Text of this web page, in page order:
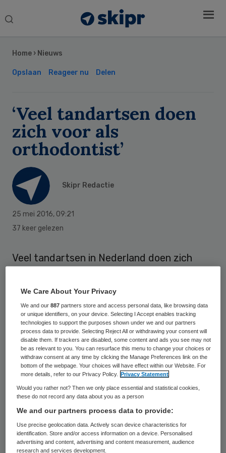
Search
Home › Nieuws
Opslaan Reageer nu Delen
‘Veel tandartsen doen
zich voor als
orthodontist’
Skipr Redactie
25 mei 2016, 09:21
37 keer gelezen
Veel tandartsen in Nederland doen zich
Dat maakt de Consumentenbond woensdag
bekend op basis van eigen onderzoek.
De organisatie onderzocht 150 praktijken
die beugelbehandelingen doen. Daarvan
blijken 64 het niet zo nauw te nemen met
de regels of ‘creatieve titels’ te hanteren.
“Tientallen tandartsen doen alsof ze
orthodontie-opleiding’ of ‘verregaande
specialisatie’ gevolgd te hebben, maar het
zijn tandartsen die in Nederland niet als
Sidebar
We Care About Your Privacy
We and our887 partners store and access personal data, like browsing data
or unique identifiers, on your device. Selecting I Accept enables tracking
technologies to support the purposes shown under we and our partners
process data to provide. Selecting Reject All or withdrawing your consent will
disable them. If trackers are disabled, some content and ads you see may not
be as relevant to you. You can resurface this menu to change your choices or
withdraw consent at any time by clicking the Manage Preferences link on the
bottom of the webpage. Your choices will have effect within our Website. For
more details, refer to our Privacy Policy.
Privacy Statement
Would you rather not? Then we only place essential and statistical cookies,
these do not record any data about you as a person
We and our partners process data to provide:
Use precise geolocation data. Actively scan device characteristics for
identification. Store and/or access information on a device. Personalised
advertising and content, advertising and content measurement, audience
research and services development.